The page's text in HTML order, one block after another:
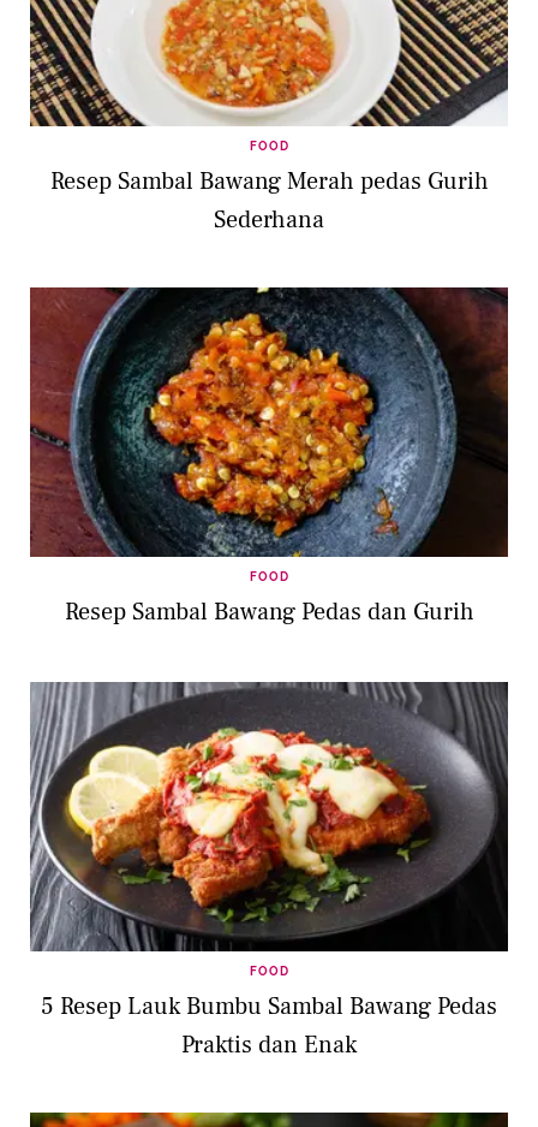
FOOD
Resep Sambal Bawang Merah pedas Gurih
Sederhana
FOOD
Resep Sambal Bawang Pedas dan Gurih
FOOD
5 Resep Lauk Bumbu Sambal Bawang Pedas
Praktis dan Enak